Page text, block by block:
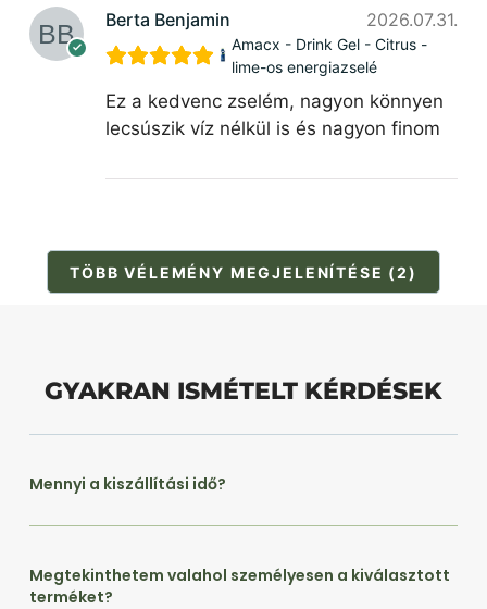
Berta Benjamin 2026.07.31.
Amacx - Drink Gel - Citrus -
lime-os energiazselé
Ez a kedvenc zselém, nagyon könnyen
lecsúszik víz nélkül is és nagyon finom
TÖBB VÉLEMÉNY MEGJELENÍTÉSE (2)
GYAKRAN ISMÉTELT KÉRDÉSEK
Mennyi a kiszállítási idő?
Megtekinthetem valahol személyesen a kiválasztott
terméket?